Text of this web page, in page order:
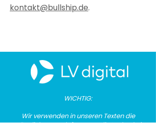
kontakt@bullship.de.
​​WICHTIG:
Wir verwenden in unseren Texten die